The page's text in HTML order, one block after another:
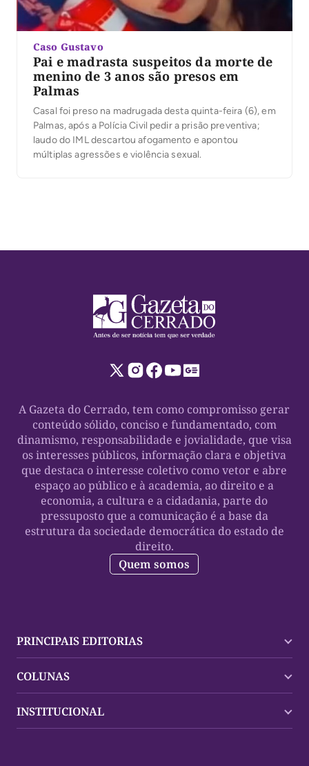
Caso Gustavo
Pai e madrasta suspeitos da morte de
menino de 3 anos são presos em
Palmas
Casal foi preso na madrugada desta quinta-feira (6), em
Palmas, após a Polícia Civil pedir a prisão preventiva;
laudo do IML descartou afogamento e apontou
múltiplas agressões e violência sexual.
A Gazeta do Cerrado, tem como compromisso gerar
conteúdo sólido, conciso e fundamentado, com
dinamismo, responsabilidade e jovialidade, que visa
os interesses públicos, informação clara e objetiva
que destaca o interesse coletivo como vetor e abre
espaço ao público e à academia, ao direito e a
economia, a cultura e a cidadania, parte do
pressuposto que a comunicação é a base da
estrutura da sociedade democrática do estado de
direito.
Quem somos
PRINCIPAIS EDITORIAS
Palmas
Mundo
COLUNAS
Policial
INSTITUCIONAL